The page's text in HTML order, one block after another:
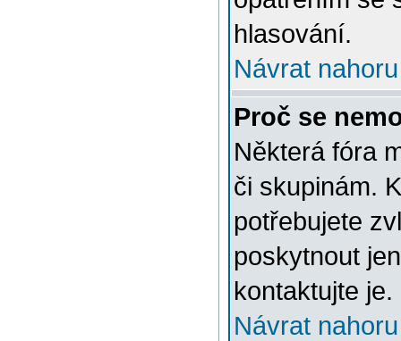
hlasování.
Návrat nahoru
Proč se
Některá fóra
či skupinám.
potřebujete
poskytnout
kontaktujte je.
Návrat nahoru